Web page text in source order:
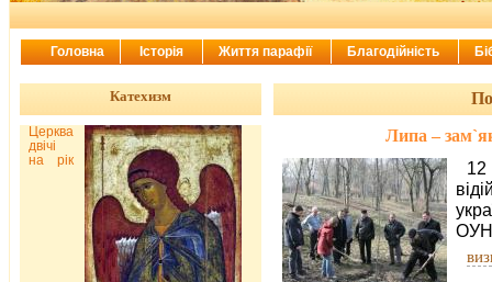
Липа –
ОУН
Катехизм
Церква
двічі
на рік
Головна Історія Життя парафії Благодійність